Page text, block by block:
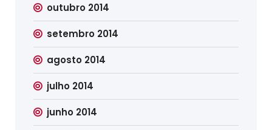
outubro 2014
setembro 2014
agosto 2014
julho 2014
junho 2014